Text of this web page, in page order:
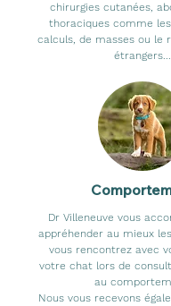
chirurgies cutanées,
thoraciques comme
calculs, de masses ou le
étrangers...
Dr Villeneuve vous
appréhender au mieux
vous rencontrez avec
votre chat lors de
au
Nous vous recevons